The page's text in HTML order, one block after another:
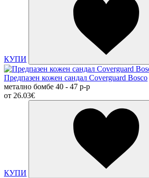
КУПИ
Предпазен кожен сандал Coverguard Bosco
метално бомбе 40 - 47 р-р
от 26.03€
КУПИ